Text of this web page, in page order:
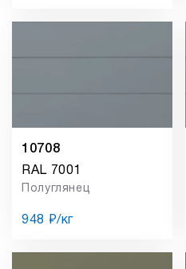
10708
RAL 7001
Полуглянец
948 ₽/кг